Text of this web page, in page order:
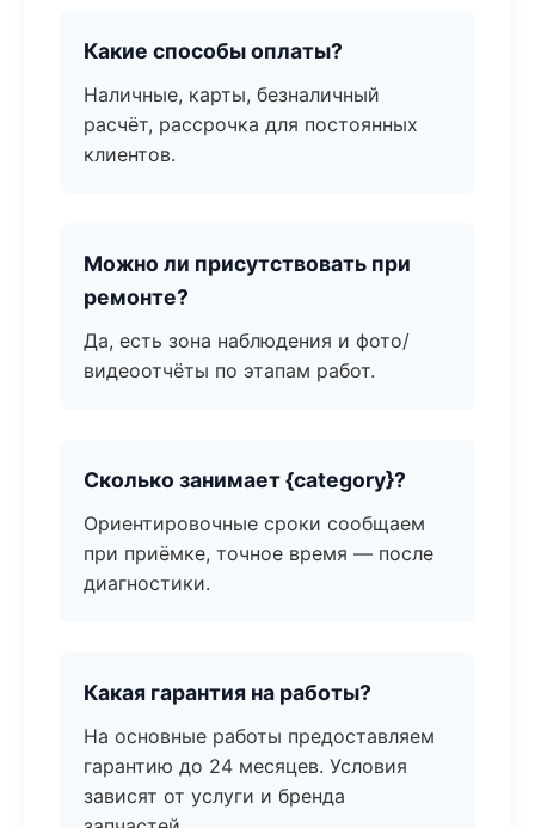
Какие способы оплаты?
Наличные, карты, безналичный
расчёт, рассрочка для постоянных
клиентов.
Можно ли присутствовать при
ремонте?
Да, есть зона наблюдения и фото/
видеоотчёты по этапам работ.
Сколько занимает {category}?
Ориентировочные сроки сообщаем
при приёмке, точное время — после
диагностики.
Какая гарантия на работы?
На основные работы предоставляем
гарантию до 24 месяцев. Условия
зависят от услуги и бренда